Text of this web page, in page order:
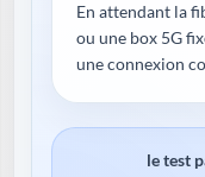
En attendant la
ou une box 5G
une connexion
le test